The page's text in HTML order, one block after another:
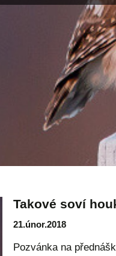
Takové soví
21.únor.2018
Pozvánka na